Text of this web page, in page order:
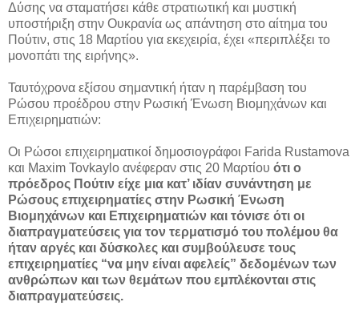
Δύσης να σταματήσει κάθε στρατιωτική και μυστική
υποστήριξη στην Ουκρανία ως απάντηση στο αίτημα του
Πούτιν, στις 18 Μαρτίου για εκεχειρία, έχει «περιπλέξει το
μονοπάτι της ειρήνης».
Ταυτόχρονα εξίσου σημαντική ήταν η παρέμβαση του
Ρώσου προέδρου στην Ρωσική Ένωση Βιομηχάνων και
Επιχειρηματιών:
Οι Ρώσοι επιχειρηματικοί δημοσιογράφοι Farida Rustamova
και Maxim Tovkaylo ανέφεραν στις 20 Μαρτίου ότι ο
πρόεδρος Πούτιν είχε μια κατ’ ιδίαν συνάντηση με
Ρώσους επιχειρηματίες στην Ρωσική Ένωση
Βιομηχάνων και Επιχειρηματιών και τόνισε ότι οι
διαπραγματεύσεις για τον τερματισμό του πολέμου θα
ήταν αργές και δύσκολες και συμβούλευσε τους
επιχειρηματίες “να μην είναι αφελείς” δεδομένων των
ανθρώπων και των θεμάτων που εμπλέκονται στις
διαπραγματεύσεις.